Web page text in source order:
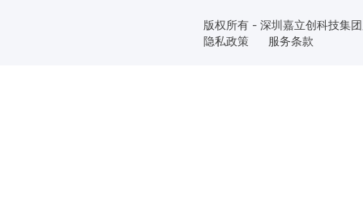
版权所有 - 深圳嘉立创科技集
隐私政策
服务条款